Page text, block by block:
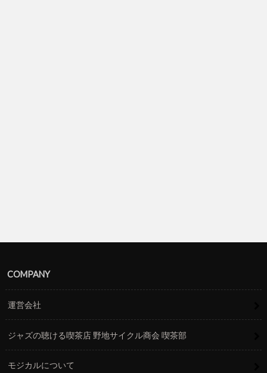
COMPANY
運営会社
ジャズの聴ける喫茶店 野地サイクル商会 喫茶部
モジカルについて